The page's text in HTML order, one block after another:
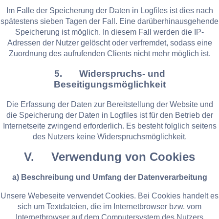
Im Falle der Speicherung der Daten in Logfiles ist dies nach
spätestens sieben Tagen der Fall. Eine darüberhinausgehende
Speicherung ist möglich. In diesem Fall werden die IP-
Adressen der Nutzer gelöscht oder verfremdet, sodass eine
Zuordnung des aufrufenden Clients nicht mehr möglich ist.
5. Widerspruchs- und
Beseitigungsmöglichkeit
Die Erfassung der Daten zur Bereitstellung der Website und
die Speicherung der Daten in Logfiles ist für den Betrieb der
Internetseite zwingend erforderlich. Es besteht folglich seitens
des Nutzers keine Widerspruchsmöglichkeit.
V. Verwendung von Cookies
a) Beschreibung und Umfang der Datenverarbeitung
Unsere Webeseite verwendet Cookies. Bei Cookies handelt es
sich um Textdateien, die im Internetbrowser bzw. vom